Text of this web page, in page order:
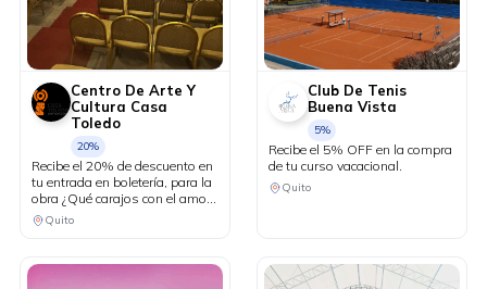
Centro De Arte Y
Cultura Casa
Toledo
20%
Recibe el 20% de descuento en
tu entrada en boletería, para la
obra ¿Qué carajos con el amor?
del día viernes.
Quito
Club De Tenis
Buena Vista
5%
Recibe el 5% OFF en la compra
de tu curso vacacional.
Quito